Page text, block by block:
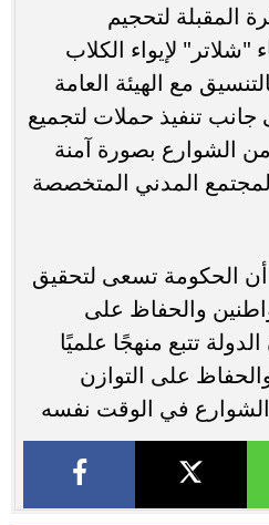
المقبلة لتحجيم
"شلاتر" لإيواء الكلاب
مع الهيئة العامة
جانب تنفيذ حملات لتجميع
من الشوارع بصورة آمنة
المدني المتخصصة
الحكومة تسعى لتحقيق
والحفاظ على
تتبع منهجًا علميًا
على التوازن
في الوقت نفسه